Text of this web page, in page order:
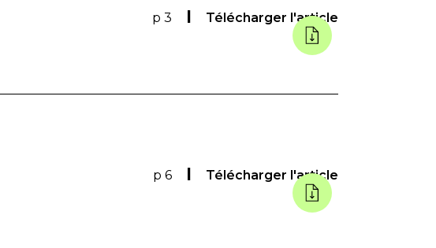
p 3 Télécharger l'article
p 6 Télécharger l'article